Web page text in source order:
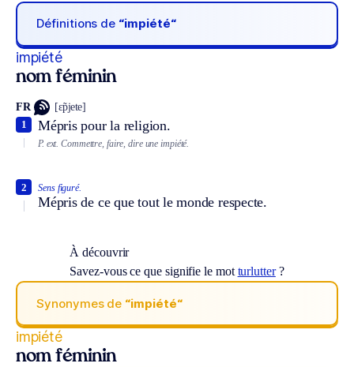
Définitions de “impiété“
impiété
nom féminin
FR [ɛ̃pjete]
Mépris pour la religion.
1
P. ext. Commettre, faire, dire une impiété.
Sens figuré.
Mépris de ce que tout le monde respecte.
2
À découvrir
Savez-vous ce que signifie le mot turlutter?
Synonymes de “impiété“
impiété
nom féminin